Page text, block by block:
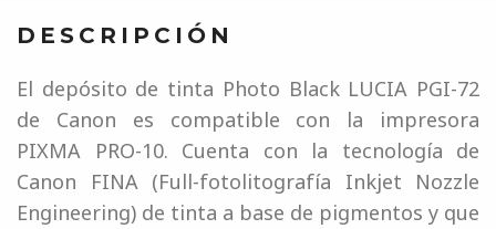
DESCRIPCIÓN
El depósito de tinta Photo Black LUCIA PGI-72
de Canon es compatible con la impresora
PIXMA PRO-10. Cuenta con la tecnología de
Canon FINA (Full-fotolitografía Inkjet Nozzle
Engineering) de tinta a base de pigmentos y que